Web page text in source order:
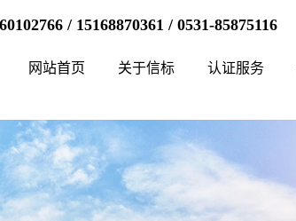
/ 15168870361 / 0531-85875116
网站首页 关于信标 认证服务